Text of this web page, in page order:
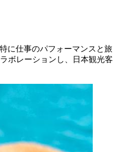
に仕事のパフォーマンスと旅
ボレーションし、日本観光客